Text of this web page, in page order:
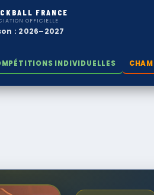
FRANCE
OFFICIELLE
: 2026–2027
INDIVIDUELLES